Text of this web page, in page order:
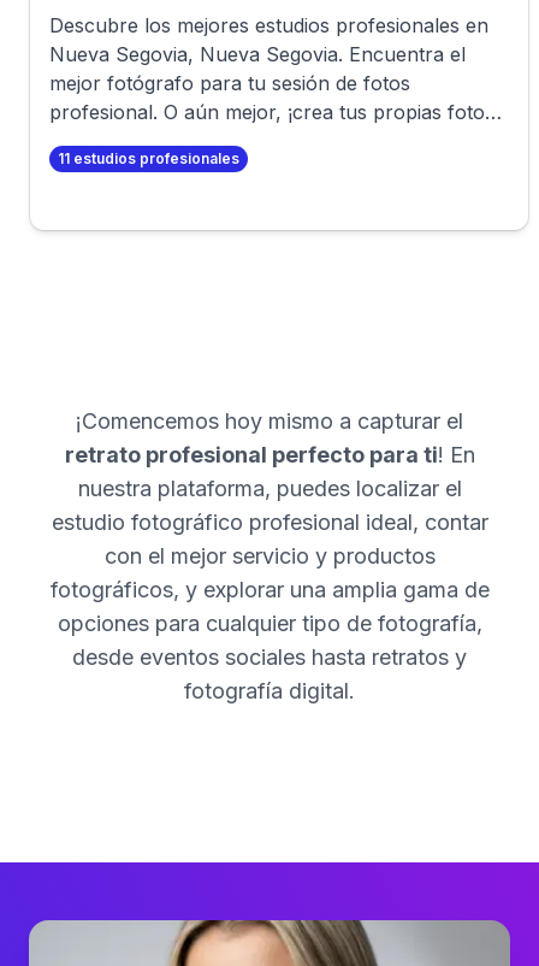
Descubre los mejores estudios profesionales en
Nueva Segovia, Nueva Segovia. Encuentra el
mejor fotógrafo para tu sesión de fotos
profesional. O aún mejor, ¡crea tus propias fotos
profesionales en minutos!
11 estudios profesionales
¡Comencemos hoy mismo a capturar el
retrato profesional perfecto para ti! En
nuestra plataforma, puedes localizar el
estudio fotográfico profesional ideal, contar
con el mejor servicio y productos
fotográficos, y explorar una amplia gama de
opciones para cualquier tipo de fotografía,
desde eventos sociales hasta retratos y
fotografía digital.